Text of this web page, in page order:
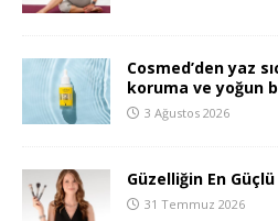
Cosmed’den yaz
koruma ve yoğun
3 Ağustos 2026
Güzelliğin En
31 Temmuz 2026